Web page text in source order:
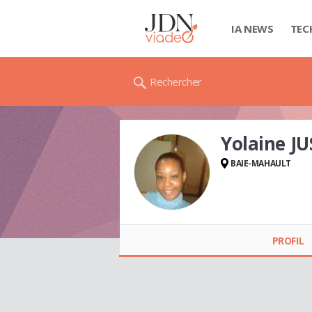
IA NEWS
Rechercher
Yolaine
BAIE-MAHAULT
PROFIL